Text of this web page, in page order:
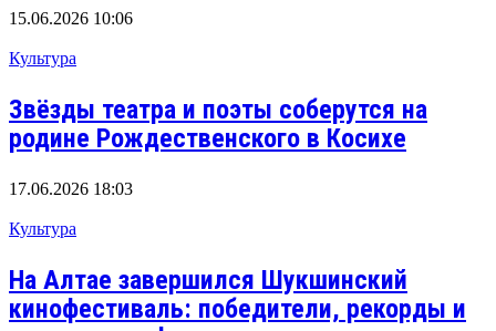
15.06.2026 10:06
Культура
Звёзды театра и поэты соберутся на
родине Рождественского в Косихе
17.06.2026 18:03
Культура
На Алтае завершился Шукшинский
кинофестиваль: победители, рекорды и